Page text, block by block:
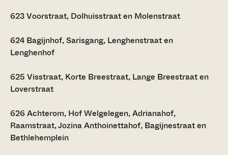
623Voorstraat, Dolhuisstraat en Molenstraat
624 Bagijnhof, Sarisgang, Lenghenstraat en
Lenghenhof
625 Visstraat, Korte Breestraat, Lange Breestraat en
Loverstraat
626 Achterom, Hof Welgelegen, Adrianahof,
Raamstraat, Jozina Anthoinettahof, Bagijnestraat en
Bethlehemplein